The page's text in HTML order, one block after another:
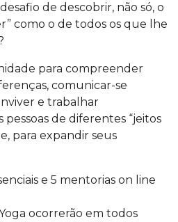
de descobrir, não só, o
como o de todos os que lhe
para compreender
comunicar-se
e trabalhar
de diferentes “jeitos
para expandir seus
e 5 mentorias on line
ocorrerão em todos